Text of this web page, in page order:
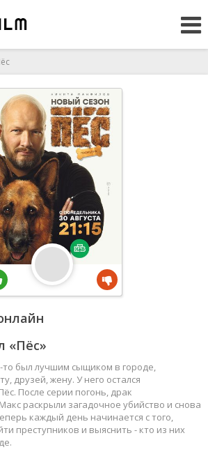
«Пёс»
то был лучшим сыщиком в городе,
друзей, жену. У него остался
После серии погонь, драк
раскрыли загадочное убийство и снова
каждый день начинается с того,
преступников и выяснить - кто из них